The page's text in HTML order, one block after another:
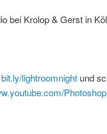
bei Krolop & Gerst in
bit.ly/lightroomnightund